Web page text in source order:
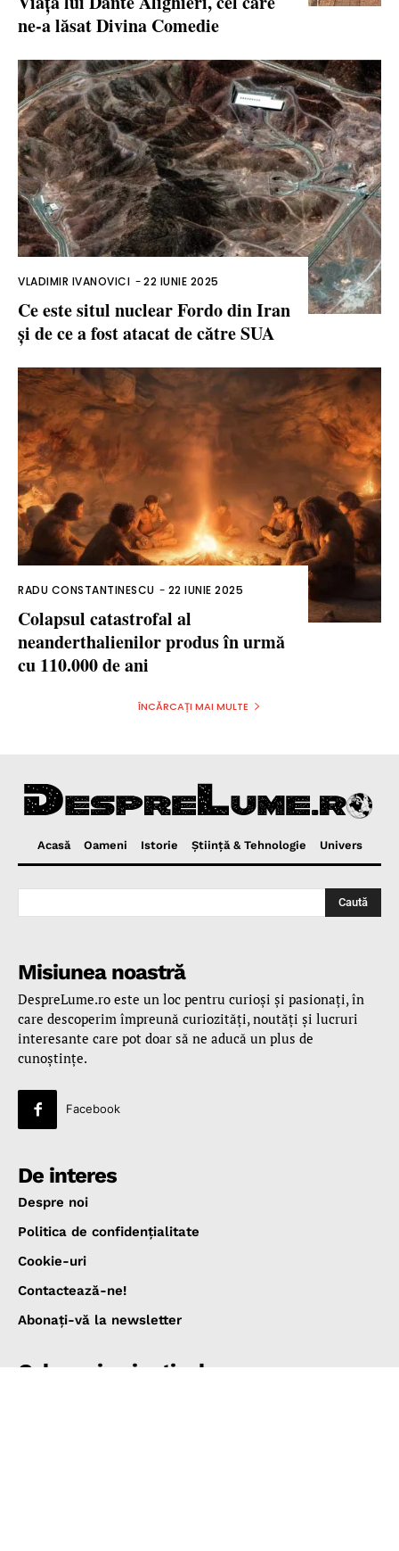
ne-a lăsat Divina Comedie
VLADIMIR IVANOVICI -22 IUNIE 2025
Ce este situl nuclear Fordo din Iran
și de ce a fost atacat de către SUA
RADU CONSTANTINESCU - 22 IUNIE 2025
Colapsul catastrofal al
neanderthalienilor produs în urmă
cu 110.000 de ani
ÎNCĂRCAȚI MAI MULTE
Acasă Oameni Istorie Ştiinţă & Tehnologie Univers
Caută
Misiunea noastră
DespreLume.ro este un loc pentru curioşi şi pasionaţi, în
care descoperim împreună curiozităţi, noutăţi şi lucruri
interesante care pot doar să ne aducă un plus de
cunoştinţe.
Facebook
De interes
Despre noi
Politica de confidenţialitate
Cookie-uri
Contactează-ne!
Abonaţi-vă la newsletter
Cele mai noi articole